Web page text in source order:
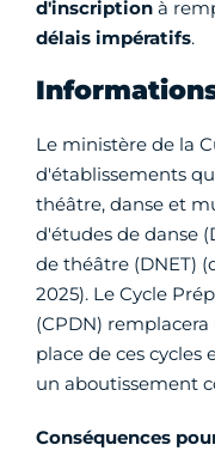
d'inscription à
délais impératifs.
Le ministère de la
d'établissements
théâtre, danse et
d'études de danse
de théâtre (DNET)
2025). Le Cycle
(CPDN) remplacera
place de ces cycles
un aboutissement
Conséquences